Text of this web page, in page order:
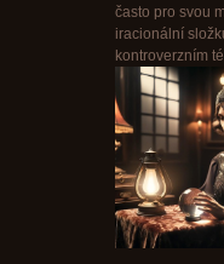
často pro svou
iracionální
kontroverzním